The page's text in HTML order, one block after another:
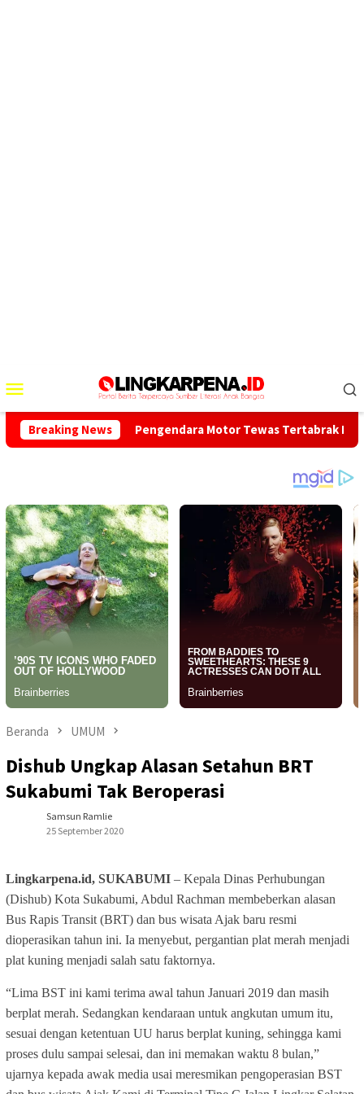
Mobile
Breaking NewsPengendara Motor Tewas Tertabrak Pickup di
Beranda UMUM
Dishub Ungkap Alasan Setahun BRT
Sukabumi Tak Beroperasi
Samsun Ramlie
25 September 2020
Lingkarpena.id, SUKABUMI – Kepala Dinas Perhubungan
(Dishub) Kota Sukabumi, Abdul Rachman membeberkan alasan
Bus Rapis Transit (BRT) dan bus wisata Ajak baru resmi
dioperasikan tahun ini. Ia menyebut, pergantian plat merah menjadi
plat kuning menjadi salah satu faktornya.
“Lima BST ini kami terima awal tahun Januari 2019 dan masih
berplat merah. Sedangkan kendaraan untuk angkutan umum itu,
sesuai dengan ketentuan UU harus berplat kuning, sehingga kami
proses dulu sampai selesai, dan ini memakan waktu 8 bulan,”
ujarnya kepada awak media usai meresmikan pengoperasian BST